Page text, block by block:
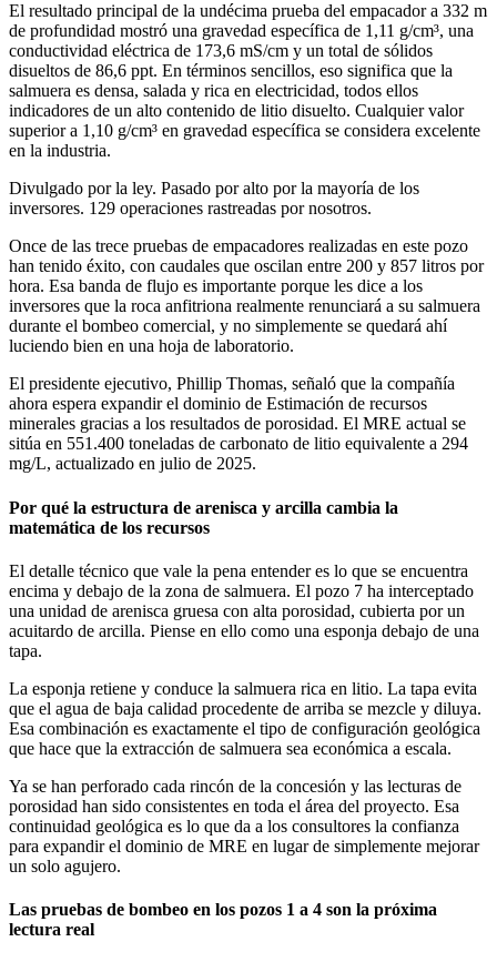
El resultado principal de la undécima prueba del empacador a 332 m
de profundidad mostró una gravedad específica de 1,11 g/cm³, una
conductividad eléctrica de 173,6 mS/cm y un total de sólidos
disueltos de 86,6 ppt. En términos sencillos, eso significa que la
salmuera es densa, salada y rica en electricidad, todos ellos
indicadores de un alto contenido de litio disuelto. Cualquier valor
superior a 1,10 g/cm³ en gravedad específica se considera excelente
en la industria.
Divulgado por la ley. Pasado por alto por la mayoría de los
inversores. 129 operaciones rastreadas por nosotros.
Once de las trece pruebas de empacadores realizadas en este pozo
han tenido éxito, con caudales que oscilan entre 200 y 857 litros por
hora. Esa banda de flujo es importante porque les dice a los
inversores que la roca anfitriona realmente renunciará a su salmuera
durante el bombeo comercial, y no simplemente se quedará ahí
luciendo bien en una hoja de laboratorio.
El presidente ejecutivo, Phillip Thomas, señaló que la compañía
ahora espera expandir el dominio de Estimación de recursos
minerales gracias a los resultados de porosidad. El MRE actual se
sitúa en 551.400 toneladas de carbonato de litio equivalente a 294
mg/L, actualizado en julio de 2025.
Por qué la estructura de arenisca y arcilla cambia la
matemática de los recursos
El detalle técnico que vale la pena entender es lo que se encuentra
encima y debajo de la zona de salmuera. El pozo 7 ha interceptado
una unidad de arenisca gruesa con alta porosidad, cubierta por un
acuitardo de arcilla. Piense en ello como una esponja debajo de una
tapa.
La esponja retiene y conduce la salmuera rica en litio. La tapa evita
que el agua de baja calidad procedente de arriba se mezcle y diluya.
Esa combinación es exactamente el tipo de configuración geológica
que hace que la extracción de salmuera sea económica a escala.
Ya se han perforado cada rincón de la concesión y las lecturas de
porosidad han sido consistentes en toda el área del proyecto. Esa
continuidad geológica es lo que da a los consultores la confianza
para expandir el dominio de MRE en lugar de simplemente mejorar
un solo agujero.
Las pruebas de bombeo en los pozos 1 a 4 son la próxima
lectura real